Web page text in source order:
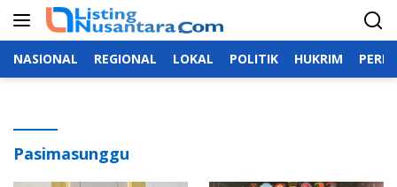
konten
NASIONAL REGIONAL LOKAL POLITIK HUKRIM
Pasimasunggu